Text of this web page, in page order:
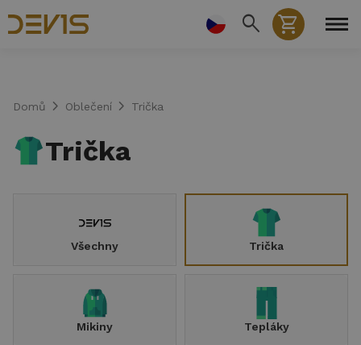
search shopping_cart
Domů chevron_right Oblečení chevron_right Trička
Trička
Všechny Trička
Mikiny Tepláky